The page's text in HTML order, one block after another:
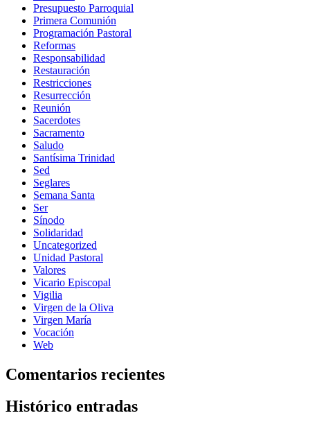
Presupuesto Parroquial
Primera Comunión
Programación Pastoral
Reformas
Responsabilidad
Restauración
Restricciones
Resurrección
Reunión
Sacerdotes
Sacramento
Saludo
Santísima Trinidad
Sed
Seglares
Semana Santa
Ser
Sínodo
Solidaridad
Uncategorized
Unidad Pastoral
Valores
Vicario Episcopal
Vigilia
Virgen de la Oliva
Virgen María
Vocación
Web
Comentarios recientes
Histórico entradas